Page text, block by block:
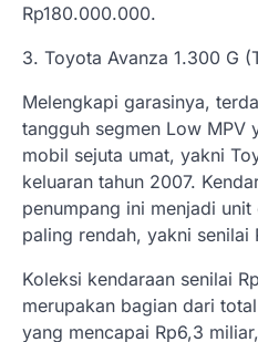
Rp180.000.000.
3. Toyota Avanza 1.300 G
Melengkapi garasinya,
tangguh segmen Low MPV
mobil sejuta umat, yakni
keluaran tahun 2007.
penumpang ini menjadi
paling rendah, yakni
Koleksi kendaraan senilai
merupakan bagian dari
yang mencapai Rp6,3